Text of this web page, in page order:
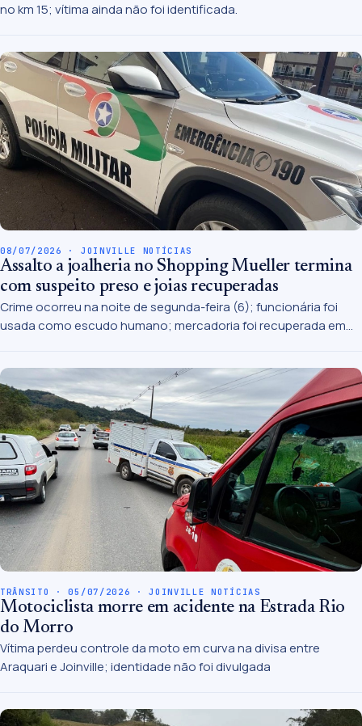
no km 15; vítima ainda não foi identificada.
08/07/2026 · JOINVILLE NOTÍCIAS
Assalto a joalheria no Shopping Mueller termina
com suspeito preso e joias recuperadas
Crime ocorreu na noite de segunda-feira (6); funcionária foi
usada como escudo humano; mercadoria foi recuperada em
TRÂNSITO · 05/07/2026 · JOINVILLE NOTÍCIAS
Motociclista morre em acidente na Estrada Rio
do Morro
Vítima perdeu controle da moto em curva na divisa entre
Araquari e Joinville; identidade não foi divulgada